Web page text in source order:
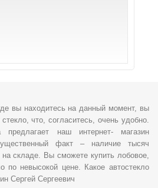
вы находитесь на данный момент, вы
что, согласитесь, очень удобно.
наш интернет- магазин
факт – наличие тысяч
складе. Вы сможете купить лобовое,
по невысокой цене. Какое автостекло
Сергей Сергеевич